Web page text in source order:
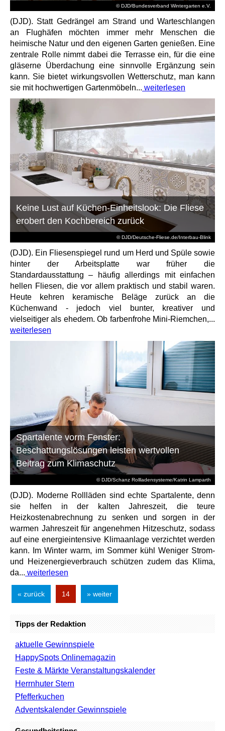
© DJD/Bundesverband Wintergarten e.V.
(DJD). Statt Gedrängel am Strand und Warteschlangen
an Flughäfen möchten immer mehr Menschen die
heimische Natur und den eigenen Garten genießen. Eine
zentrale Rolle nimmt dabei die Terrasse ein, für die eine
gläserne Überdachung eine sinnvolle Ergänzung sein
kann. Sie bietet wirkungsvollen Wetterschutz, man kann
sie mit hochwertigen Gartenmöbeln... weiterlesen
© DJD/Deutsche-Fliese.de/Interbau-Blink
Keine Lust auf Küchen-Einheitslook: Die Fliese
erobert den Kochbereich zurück
(DJD). Ein Fliesenspiegel rund um Herd und Spüle sowie
hinter der Arbeitsplatte war früher die
Standardausstattung – häufig allerdings mit einfachen
hellen Fliesen, die vor allem praktisch und stabil waren.
Heute kehren keramische Beläge zurück an die
Küchenwand - jedoch viel bunter, kreativer und
vielseitiger als ehedem. Ob farbenfrohe Mini-Riemchen,...
weiterlesen
© DJD/Schanz Rollladensysteme/Katrin Lamparth
Spartalente vorm Fenster:
Beschattungslösungen leisten wertvollen
Beitrag zum Klimaschutz
(DJD). Moderne Rollläden sind echte Spartalente, denn
sie helfen in der kalten Jahreszeit, die teure
Heizkostenabrechnung zu senken und sorgen in der
warmen Jahreszeit für angenehmen Hitzeschutz, sodass
auf eine energieintensive Klimaanlage verzichtet werden
kann. Im Winter warm, im Sommer kühl Weniger Strom-
und Heizenergieverbrauch schützen zudem das Klima,
da... weiterlesen
« zurück 14 » weiter
Tipps der Redaktion
aktuelle Gewinnspiele
HappySpots Onlinemagazin
Feste & Märkte Veranstaltungskalender
Herrnhuter Stern
Pfefferkuchen
Adventskalender Gewinnspiele